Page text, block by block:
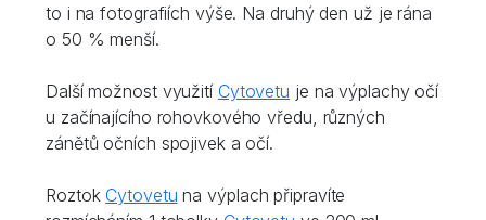
to i na fotografiích výše. Na druhý den už je rána
o 50 % menší.
Další možnost využití Cytovetu je na výplachy očí
u začínajícího rohovkového vředu, různých
zánětů očních spojivek a očí.
Roztok Cytovetu na výplach připravíte